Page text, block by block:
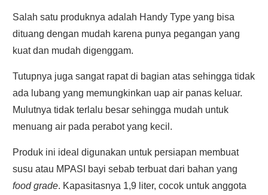
Salah satu produknya adalah Handy Type yang bisa
dituang dengan mudah karena punya pegangan yang
kuat dan mudah digenggam.
Tutupnya juga sangat rapat di bagian atas sehingga tidak
ada lubang yang memungkinkan uap air panas keluar.
Mulutnya tidak terlalu besar sehingga mudah untuk
menuang air pada perabot yang kecil.
Produk ini ideal digunakan untuk persiapan membuat
susu atau MPASI bayi sebab terbuat dari bahan yang
food grade. Kapasitasnya 1,9 liter, cocok untuk anggota